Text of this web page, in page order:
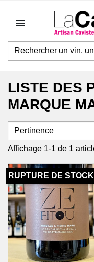

LISTE DES
MARQUE
Affichage 1-1 de 1
RUPTURE DE STOCK